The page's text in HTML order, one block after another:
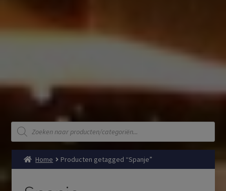
Producten
zoeken
Home Producten getagged “Spanje”